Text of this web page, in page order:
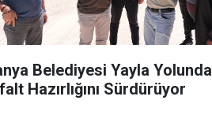
Belediyesi Yayla Yolunda
Hazırlığını Sürdürüyor